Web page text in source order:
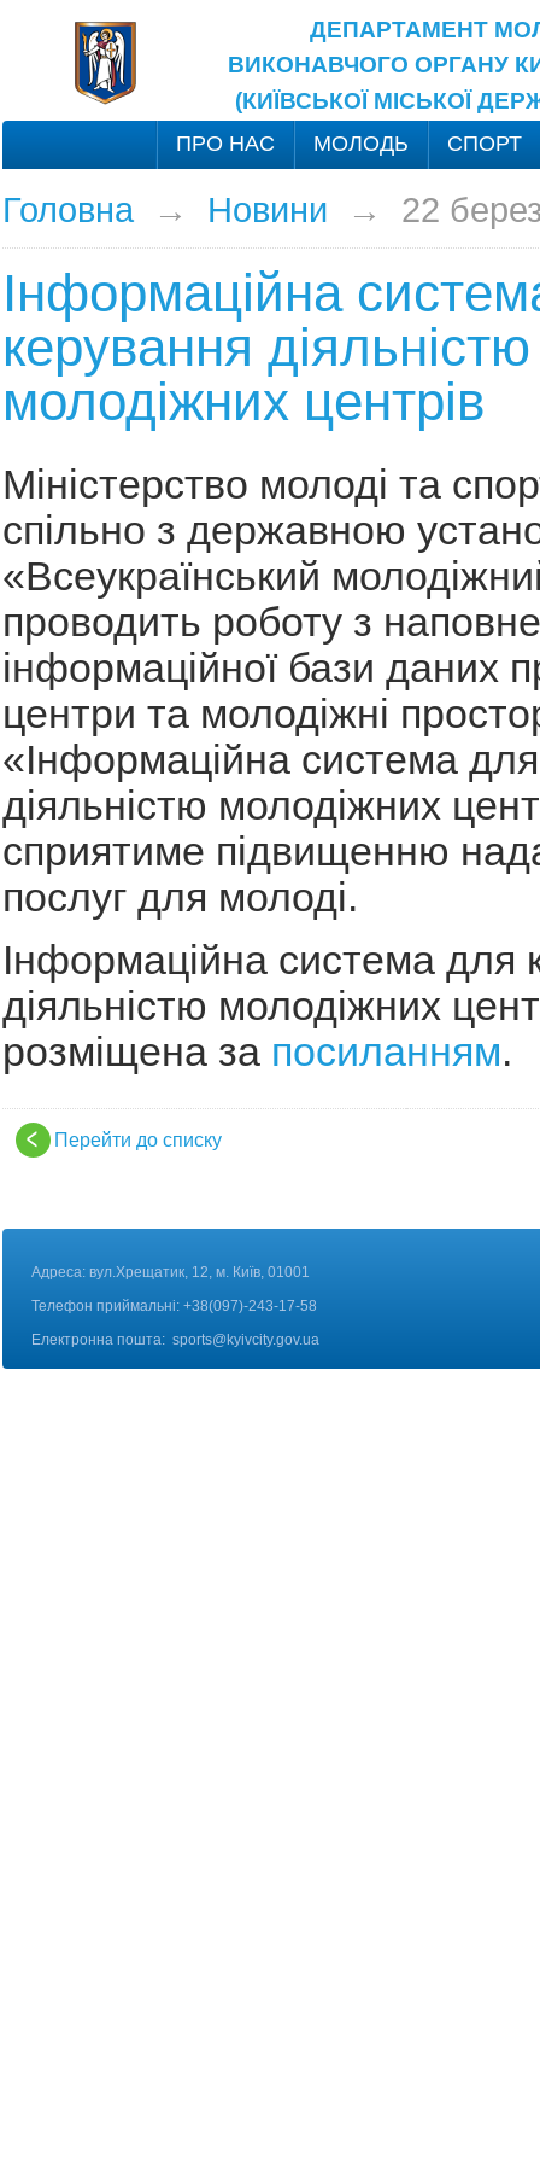
ДЕПАРТАМЕНТ
ВИКОНАВЧОГО ОРГАНУ
(КИЇВСЬКОЇ МІСЬКОЇ
ПРО НАС МОЛОДЬ СПОРТ
Головна→ Новини → 22
Інформаційна
керування діяльністю
молодіжних центрів
Міністерство молоді та
спільно з державною
«Всеукраїнський
проводить роботу з
інформаційної бази даних
центри та молодіжні
«Інформаційна система
діяльністю молодіжних
сприятиме підвищенню
послуг для молоді.
Інформаційна система для
діяльністю молодіжних
розміщена за посиланням.
Перейти до списку
Адреса: вул.Хрещатик, 12, м. Київ, 01001
Телефон приймальні: +38(097)-243-17-58
Електронна пошта: sports@kyivcity.gov.ua